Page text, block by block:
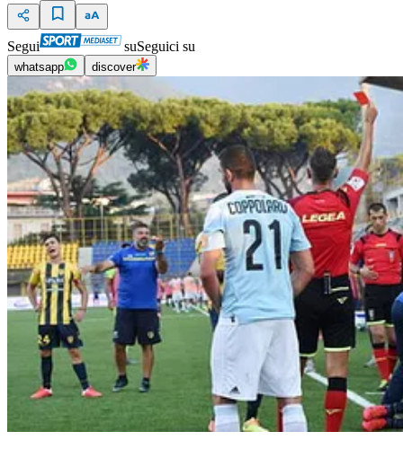
Segui suSeguici su
whatsapp discover